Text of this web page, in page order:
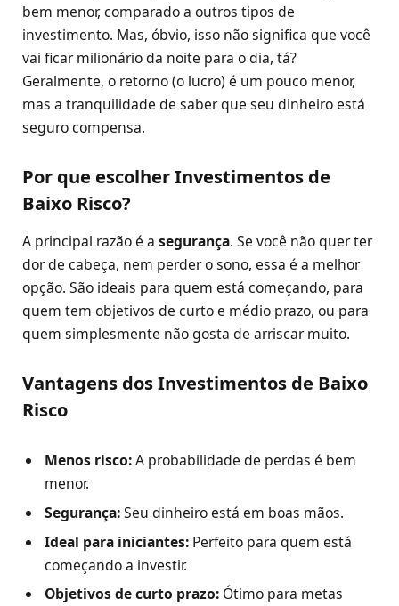
bem menor, comparado a outros tipos de
investimento. Mas, óbvio, isso não significa que você
vai ficar milionário da noite para o dia, tá?
Geralmente, o retorno (o lucro) é um pouco menor,
mas a tranquilidade de saber que seu dinheiro está
seguro compensa.
Por que escolher Investimentos de
Baixo Risco?
A principal razão é a segurança. Se você não quer ter
dor de cabeça, nem perder o sono, essa é a melhor
opção. São ideais para quem está começando, para
quem tem objetivos de curto e médio prazo, ou para
quem simplesmente não gosta de arriscar muito.
Vantagens dos Investimentos de Baixo
Risco
Menos risco:A probabilidade de perdas é bem
menor.
Segurança:Seu dinheiro está em boas mãos.
Ideal para iniciantes: Perfeito para quem está
começando a investir.
Objetivos de curto prazo: Ótimo para metas